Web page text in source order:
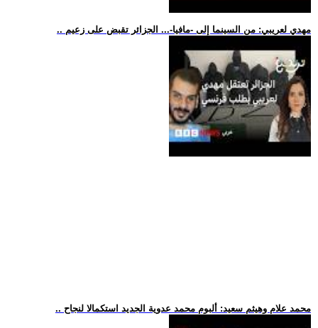
.. مهدي لعريبي: من السينما إلى -مافيا-... الجزائر تقبض على زعيم
.. محمد علام وهيثم سعيد: ألبوم محمد عدوية الجديد استكمالا لنجاح